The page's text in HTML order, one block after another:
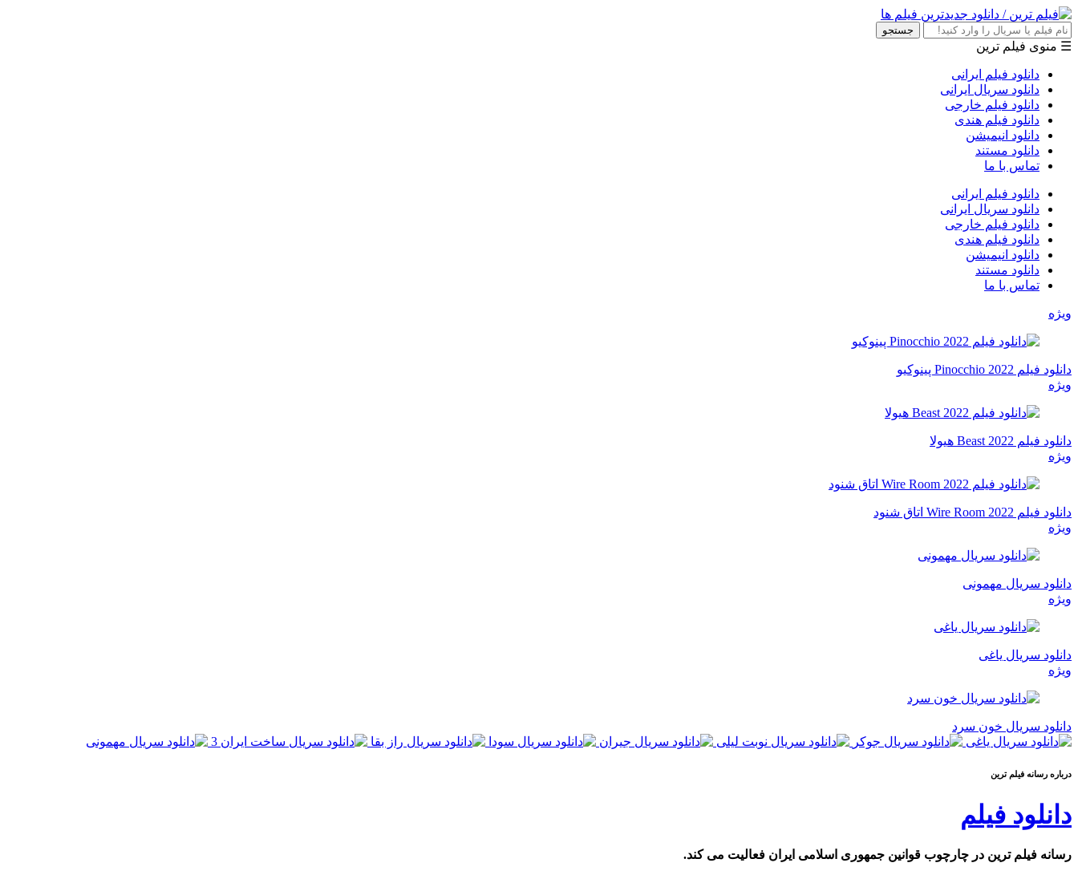
جستجو
☰ منوی فیلم ترین
دانلود فیلم ایرانی
دانلود سریال ایرانی
دانلود فیلم خارجی
دانلود فیلم هندی
دانلود انیمیشن
دانلود مستند
تماس با ما
دانلود فیلم ایرانی
دانلود سریال ایرانی
دانلود فیلم خارجی
دانلود فیلم هندی
دانلود انیمیشن
دانلود مستند
تماس با ما
ویژه
دانلود فیلم Pinocchio 2022 پینوکیو
ویژه
دانلود فیلم Beast 2022 هیولا
ویژه
دانلود فیلم Wire Room 2022 اتاق شنود
ویژه
دانلود سریال مهمونی
ویژه
دانلود سریال یاغی
ویژه
دانلود سریال خون سرد
درباره رسانه فيلم ترين
دانلود فیلم
رسانه فیلم ترین در چارچوب قوانین جمهوری اسلامی ایران فعالیت می کند.